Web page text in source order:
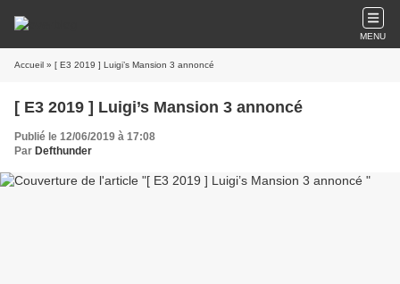
MENU
Accueil » [ E3 2019 ] Luigi’s Mansion 3 annoncé
[ E3 2019 ] Luigi’s Mansion 3 annoncé
Publié le 12/06/2019 à 17:08
Par Defthunder